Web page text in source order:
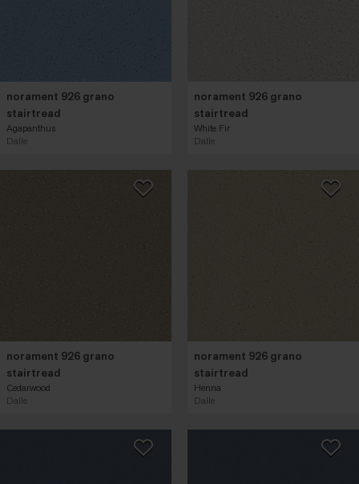
norament 926 grano
stairtread
Agapanthus
Dalle
norament 926 grano
stairtread
White Fir
Dalle
norament 926 grano
stairtread
Cedarwood
Dalle
norament 926 grano
stairtread
Henna
Dalle